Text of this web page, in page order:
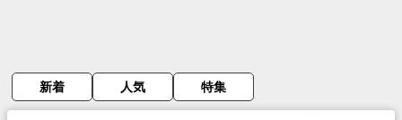
新着 人気 特集